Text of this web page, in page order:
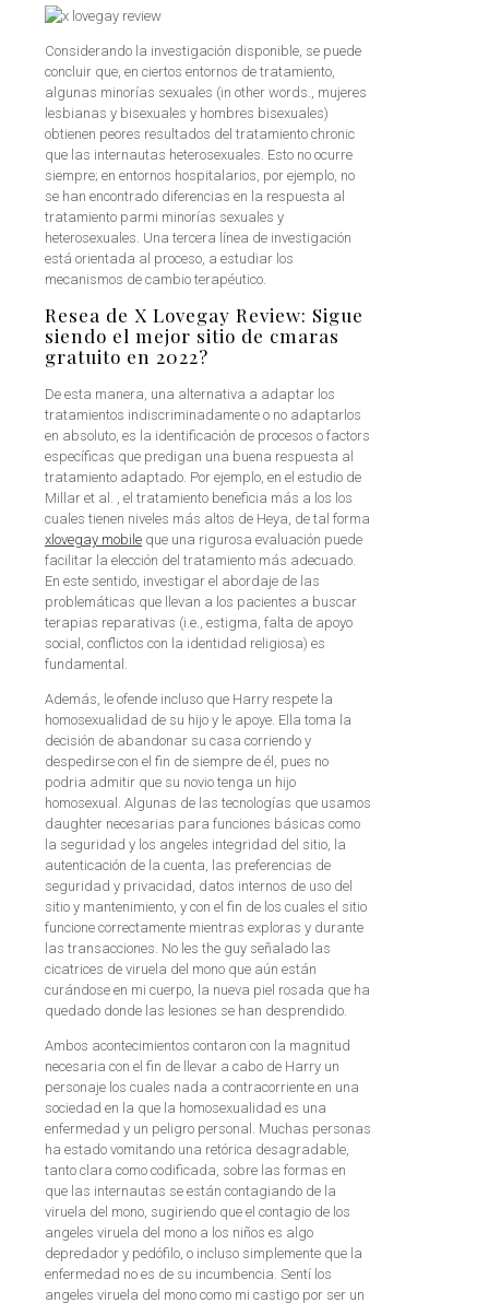
Considerando la investigación disponible, se puede
concluir que, en ciertos entornos de tratamiento,
algunas minorías sexuales (in other words., mujeres
lesbianas y bisexuales y hombres bisexuales)
obtienen peores resultados del tratamiento chronic
que las internautas heterosexuales. Esto no ocurre
siempre; en entornos hospitalarios, por ejemplo, no
se han encontrado diferencias en la respuesta al
tratamiento parmi minorías sexuales y
heterosexuales. Una tercera línea de investigación
está orientada al proceso, a estudiar los
mecanismos de cambio terapéutico.
Resea de X Lovegay Review: Sigue
siendo el mejor sitio de cmaras
gratuito en 2022?
De esta manera, una alternativa a adaptar los
tratamientos indiscriminadamente o no adaptarlos
en absoluto, es la identificación de procesos o factors
específicas que predigan una buena respuesta al
tratamiento adaptado. Por ejemplo, en el estudio de
Millar et al. , el tratamiento beneficia más a los los
cuales tienen niveles más altos de Heya, de tal forma
xlovegay mobile que una rigurosa evaluación puede
facilitar la elección del tratamiento más adecuado.
En este sentido, investigar el abordaje de las
problemáticas que llevan a los pacientes a buscar
terapias reparativas (i.e., estigma, falta de apoyo
social, conflictos con la identidad religiosa) es
fundamental.
Además, le ofende incluso que Harry respete la
homosexualidad de su hijo y le apoye. Ella toma la
decisión de abandonar su casa corriendo y
despedirse con el fin de siempre de él, pues no
podria admitir que su novio tenga un hijo
homosexual. Algunas de las tecnologías que usamos
daughter necesarias para funciones básicas como
la seguridad y los angeles integridad del sitio, la
autenticación de la cuenta, las preferencias de
seguridad y privacidad, datos internos de uso del
sitio y mantenimiento, y con el fin de los cuales el sitio
funcione correctamente mientras exploras y durante
las transacciones. No les the guy señalado las
cicatrices de viruela del mono que aún están
curándose en mi cuerpo, la nueva piel rosada que ha
quedado donde las lesiones se han desprendido.
Ambos acontecimientos contaron con la magnitud
necesaria con el fin de llevar a cabo de Harry un
personaje los cuales nada a contracorriente en una
sociedad en la que la homosexualidad es una
enfermedad y un peligro personal. Muchas personas
ha estado vomitando una retórica desagradable,
tanto clara como codificada, sobre las formas en
que las internautas se están contagiando de la
viruela del mono, sugiriendo que el contagio de los
angeles viruela del mono a los niños es algo
depredador y pedófilo, o incluso simplemente que la
enfermedad no es de su incumbencia. Sentí los
angeles viruela del mono como mi castigo por ser un